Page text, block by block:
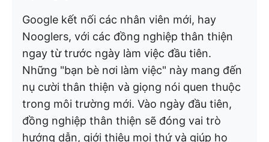
Google kết nối các nhân viên mới, hay
Nooglers, với các đồng nghiệp thân thiện
ngay từ trước ngày làm việc đầu tiên.
Những "bạn bè nơi làm việc" này mang đến
nụ cười thân thiện và giọng nói quen thuộc
trong môi trường mới. Vào ngày đầu tiên,
đồng nghiệp thân thiện sẽ đóng vai trò
hướng dẫn, giới thiệu mọi thứ và giúp họ